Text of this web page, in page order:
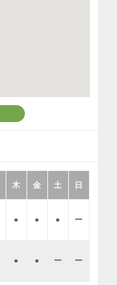
木 金 土 日
● ● ● ー
● ● ー ー